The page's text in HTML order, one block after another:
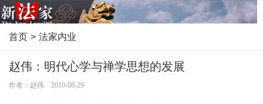
首页 > 法家内业
赵伟：明代心学与禅学思想的发展
作者：赵伟 2010-08-29